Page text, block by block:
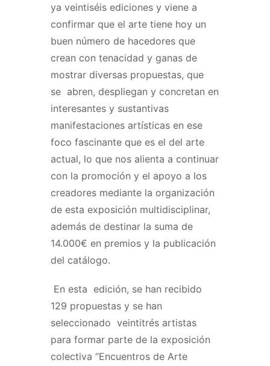
ya veintiséis ediciones y viene a
confirmar que el arte tiene hoy un
buen número de hacedores que
crean con tenacidad y ganas de
mostrar diversas propuestas, que
se abren, despliegan y concretan en
interesantes y sustantivas
manifestaciones artísticas en ese
foco fascinante que es el del arte
actual, lo que nos alienta a continuar
con la promoción y el apoyo a los
creadores mediante la organización
de esta exposición multidisciplinar,
además de destinar la suma de
14.000€ en premios y la publicación
del catálogo.
En esta edición, se han recibido
129 propuestas y se han
seleccionado veintitrés artistas
para formar parte de la exposición
colectiva “Encuentros de Arte